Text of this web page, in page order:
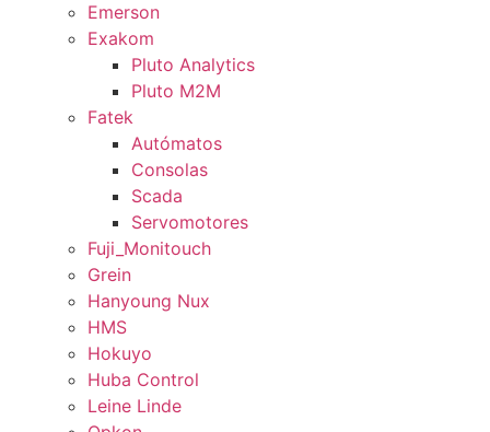
Emerson
Exakom
Pluto Analytics
Pluto M2M
Fatek
Autómatos
Consolas
Scada
Servomotores
Fuji_Monitouch
Grein
Hanyoung Nux
HMS
Hokuyo
Huba Control
Leine Linde